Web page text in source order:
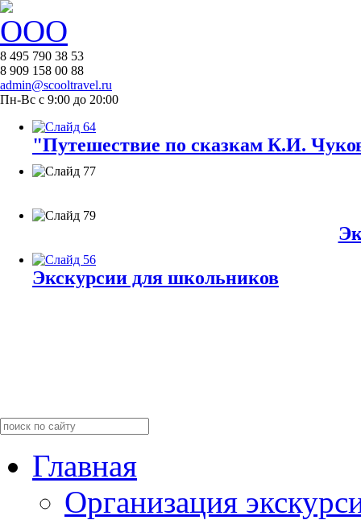
8 495 790 38 53
8 909 158 00 88
admin@scooltravel.ru
Пн-Вс с 9:00 до 20:00
"Путешествие по сказкам К.И.
Экскурсии для школьников
Главная
Организация